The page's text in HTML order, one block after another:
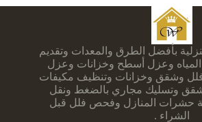
بأفضل الطرق والمعدات وتقديم
وعزل أسطح وخزانات وعزل
وشقق وخزانات وتنظيف مكيفات
وتسليك مجاري بالضغط ونقل
حشرات المنازل وفحص فلل قبل
الشراء .